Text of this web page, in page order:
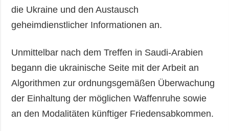
die Ukraine und den Austausch
geheimdienstlicher Informationen an.
Unmittelbar nach dem Treffen in Saudi-Arabien
begann die ukrainische Seite mit der Arbeit an
Algorithmen zur ordnungsgemäßen Überwachung
der Einhaltung der möglichen Waffenruhe sowie
an den Modalitäten künftiger Friedensabkommen.